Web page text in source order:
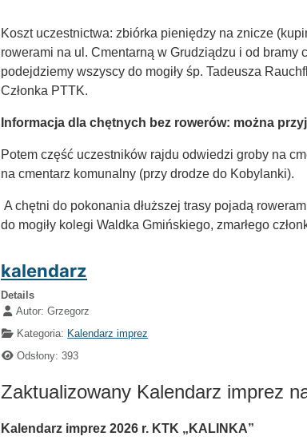
Koszt uczestnictwa: zbiórka pieniędzy na znicze
rowerami na ul. Cmentarną w Grudziądzu i od bramy
podejdziemy wszyscy do mogiły śp. Tadeusza
Członka PTTK.
Informacja dla chętnych bez rowerów: można
Potem część uczestników rajdu odwiedzi groby na
na cmentarz komunalny (przy drodze do Kobylanki).
A chętni do pokonania dłuższej trasy pojadą
do mogiły kolegi Waldka Gmińskiego, zmarłego
kalendarz
Details
Autor:Grzegorz
Kategoria: Kalendarz imprez
Odsłony: 393
Zaktualizowany Kalendarz imprez
Kalendarz imprez 2026 r. KTK „KALINKA”